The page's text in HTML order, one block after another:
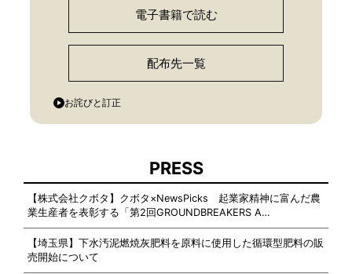
電子書籍で読む
配布先一覧
お詫びと訂正
PRESS
【株式会社クボタ】クボタ×NewsPicks 起業家精神に富んだ農
業生産者を表彰する「第2回GROUNDBREAKERS A…
【埼玉県】下水汚泥燃焼灰肥料を原料に使用した循環型肥料の販
売開始について